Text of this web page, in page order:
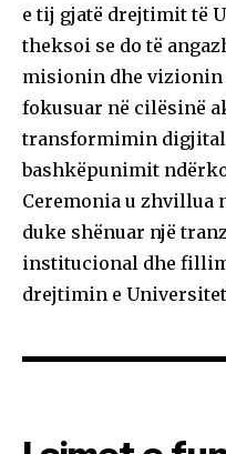
e tij gjatë drejtimit të
theksoi se do të
misionin dhe vizionin
fokusuar në cilësinë
transformimin digjital
bashkëpunimit
Ceremonia u zhvillua
duke shënuar një
institucional dhe
drejtimin e